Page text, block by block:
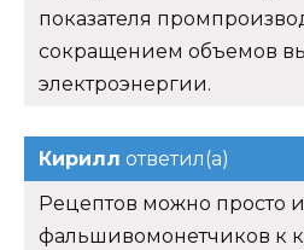
показателя
сокращением объемов
электроэнергии.
Кирилл ответил(а)
Рецептов можно просто
фальшивомонетчиков к